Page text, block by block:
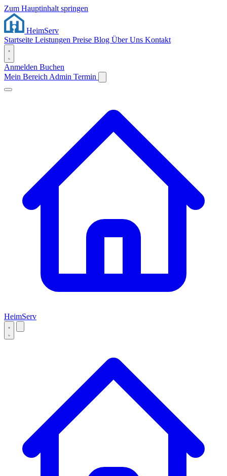
Zum Hauptinhalt springen
HeimServ
Startseite Leistungen Preise Blog Über Uns Kontakt
Anmelden Buchen
Mein Bereich Admin Termin
HeimServ